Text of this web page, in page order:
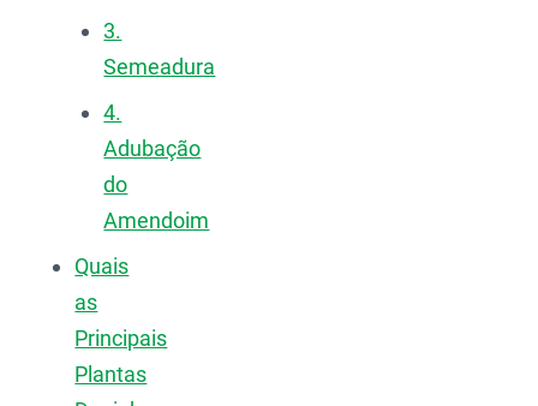
3.
Semeadura
4.
Adubação
do
Amendoim
Quais
as
Principais
Plantas